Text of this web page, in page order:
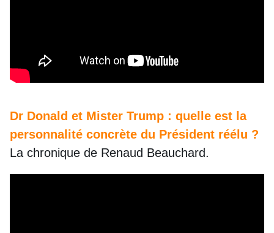
Dr Donald et Mister Trump : quelle est la
personnalité concrète du Président réélu ?
La chronique de Renaud Beauchard.